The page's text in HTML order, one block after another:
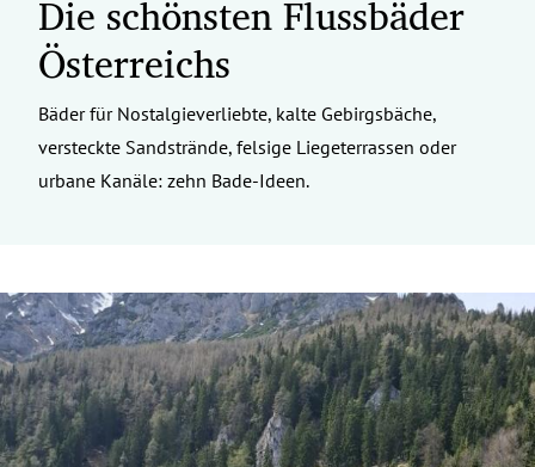
Die schönsten Flussbäder
Österreichs
Bäder für Nostalgieverliebte, kalte Gebirgsbäche,
versteckte Sandstrände, felsige Liegeterrassen oder
urbane Kanäle: zehn Bade-Ideen.